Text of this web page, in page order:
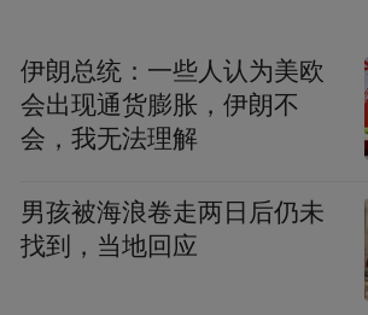
伊朗总统：一些人认为美欧
会出现通货膨胀，伊朗不
会，我无法理解
男孩被海浪卷走两日后仍未
找到，当地回应